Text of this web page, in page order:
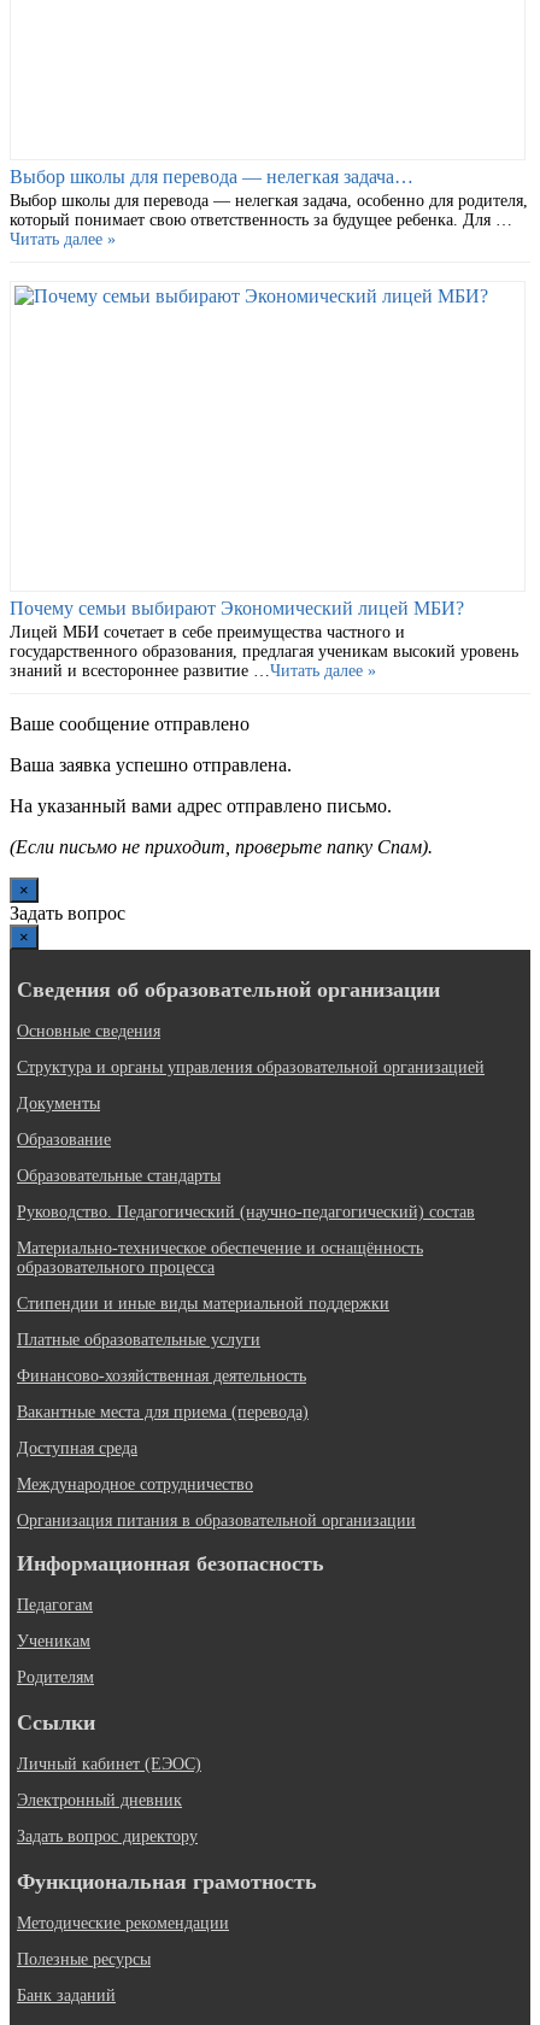
Выбор школы для перевода — нелегкая задача…
Выбор школы для перевода — нелегкая задача, особенно для родителя,
который понимает свою ответственность за будущее ребенка. Для …
Читать далее »
Почему семьи выбирают Экономический лицей МБИ?
Лицей МБИ сочетает в себе преимущества частного и
государственного образования, предлагая ученикам высокий уровень
знаний и всестороннее развитие …Читать далее »
Ваше сообщение отправлено
Ваша заявка успешно отправлена.
На указанный вами адрес отправлено письмо.
(Если письмо не приходит, проверьте папку Спам).
×
Задать вопрос
×
Сведения об образовательной организации
Основные сведения
Структура и органы управления образовательной организацией
Документы
Образование
Образовательные стандарты
Руководство. Педагогический (научно-педагогический) состав
Материально-техническое обеспечение и оснащённость
образовательного процесса
Стипендии и иные виды материальной поддержки
Платные образовательные услуги
Финансово-хозяйственная деятельность
Вакантные места для приема (перевода)
Доступная среда
Международное сотрудничество
Организация питания в образовательной организации
Информационная безопасность
Педагогам
Ученикам
Родителям
Ссылки
Личный кабинет (ЕЭОС)
Электронный дневник
Задать вопрос директору
Функциональная грамотность
Методические рекомендации
Полезные ресурсы
Банк заданий